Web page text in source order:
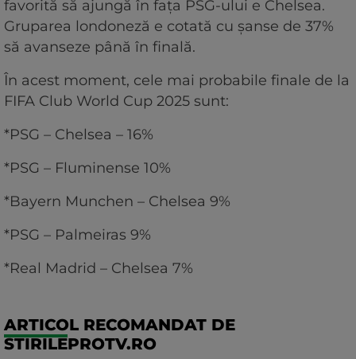
favorită să ajungă în fața PSG-ului e Chelsea.
Gruparea londoneză e cotată cu șanse de 37%
să avanseze până în finală.
În acest moment, cele mai probabile finale de la
FIFA Club World Cup 2025 sunt:
*PSG – Chelsea – 16%
*PSG – Fluminense 10%
*Bayern Munchen – Chelsea 9%
*PSG – Palmeiras 9%
*Real Madrid – Chelsea 7%
ARTICOL RECOMANDAT DE
STIRILEPROTV.RO